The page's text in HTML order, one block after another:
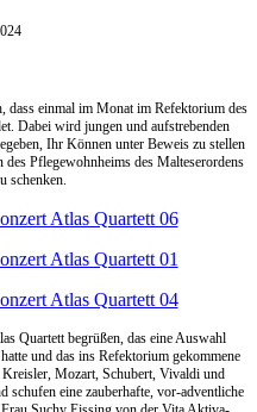
einmal im Monat im Refektorium des
Dabei wird jungen und aufstrebenden
Ihr Können unter Beweis zu stellen
Pflegewohnheims des Malteserordens
schenken.
Quartett begrüßen, das eine Auswahl
und das ins Refektorium gekommene
Mozart, Schubert, Vivaldi und
schufen eine zauberhafte, vor-adventliche